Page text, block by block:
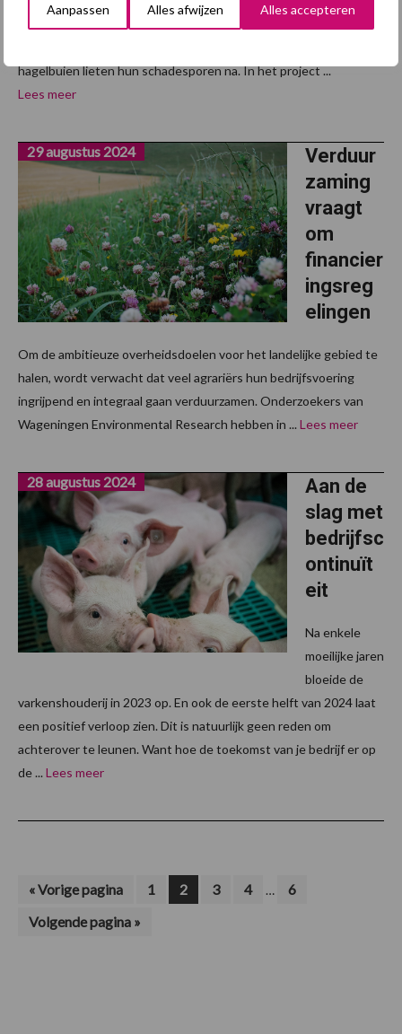
Aanpassen Alles afwijzen Alles accepteren
hagelbuien lieten hun schadesporen na. In het project ...
Lees meer
Verduur
zaming
vraagt
om
financier
ingsreg
elingen
29 augustus 2024
Om de ambitieuze overheidsdoelen voor het landelijke gebied te
halen, wordt verwacht dat veel agrariërs hun bedrijfsvoering
ingrijpend en integraal gaan verduurzamen. Onderzoekers van
Wageningen Environmental Research hebben in ... Lees meer
Aan de
slag met
bedrijfsc
ontinuït
eit
28 augustus 2024
Na enkele
moeilijke jaren
bloeide de
varkenshouderij in 2023 op. En ook de eerste helft van 2024 laat
een positief verloop zien. Dit is natuurlijk geen reden om
achterover te leunen. Want hoe de toekomst van je bedrijf er op
de ... Lees meer
«Ga
Vorige pagina Pagina
1 Pagina
2 Pagina
3 Pagina
4
Interim
… Pagina
6
Ga
naar
Volgende pagina »